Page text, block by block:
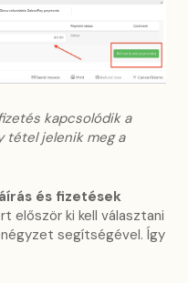
kapcsolódik a
tétel jelenik meg a
és fizetések
először ki kell választani
segítségével. Így